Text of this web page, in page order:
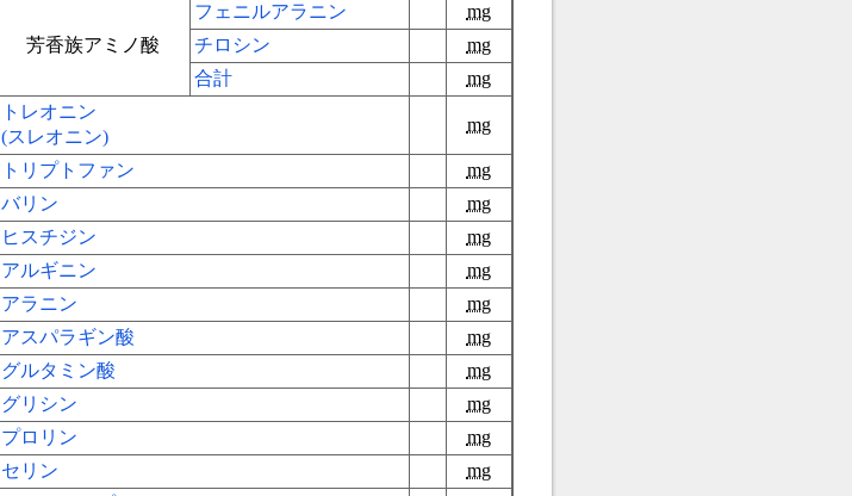
芳香族アミノ酸
フェニルアラニン
mg
チロシン
mg
合計
mg
トレオニン
(スレオニン)
mg
トリプトファン
mg
バリン
mg
ヒスチジン
mg
アルギニン
mg
アラニン
mg
アスパラギン酸
mg
グルタミン酸
mg
グリシン
mg
プロリン
mg
セリン
mg